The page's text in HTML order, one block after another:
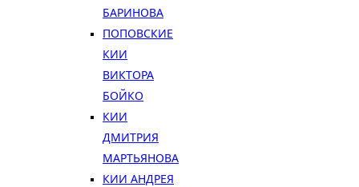
БАРИНОВА
ПОПОВСКИЕ
КИИ
ВИКТОРА
БОЙКО
КИИ
ДМИТРИЯ
МАРТЬЯНОВА
КИИ АНДРЕЯ